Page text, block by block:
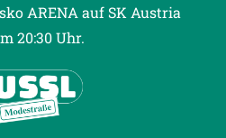
ARENA auf SK Austria
20:30 Uhr.